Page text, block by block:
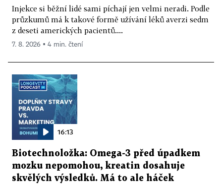
Injekce si běžní lidé sami píchají jen velmi neradi. Podle
průzkumů má k takové formě užívání léků averzi sedm
z deseti amerických pacientů....
7. 8. 2026 ▪ 4 min. čtení
16:13
Biotechnoložka: Omega-3 před úpadkem
mozku nepomohou, kreatin dosahuje
skvělých výsledků. Má to ale háček